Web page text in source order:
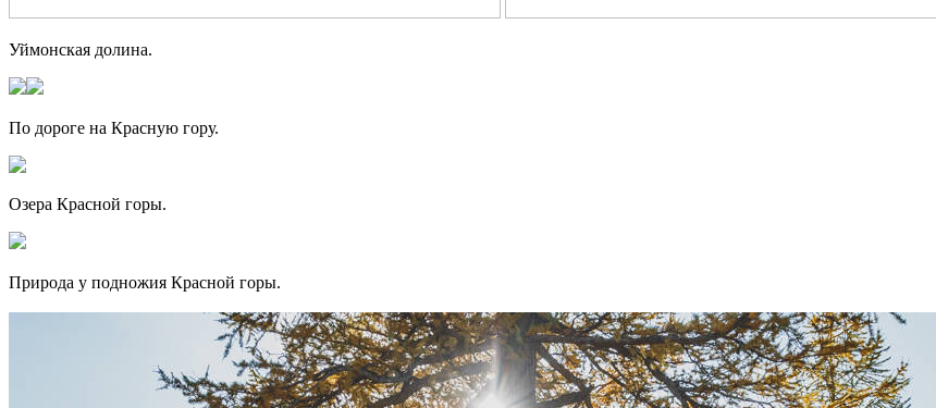
Уймонская долина.
По дороге на Красную гору.
Озера Красной горы.
Природа у подножия Красной горы.